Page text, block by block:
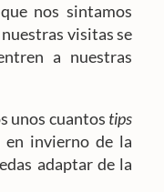
nos sintamos
visitas se
a nuestras
unos cuantos tips
en invierno de la
adaptar de la